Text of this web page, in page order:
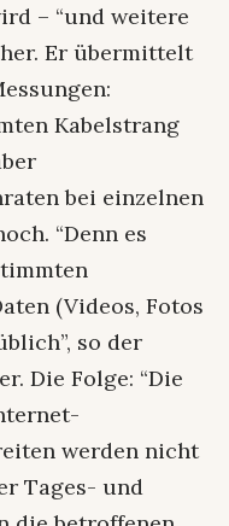
– “und weitere
Er übermittelt
Kabelstrang
bei einzelnen
“Denn es
(Videos, Fotos
so der
Die Folge: “Die
werden nicht
Tages- und